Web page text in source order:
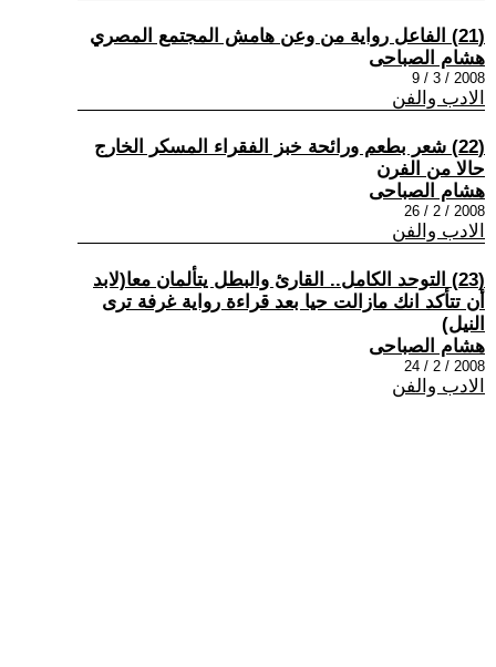
(21) الفاعل رواية من وعن هامش المجتمع المصري
هشام الصباحى
2008 / 3 / 9
الادب والفن
(22) شعر بطعم ورائحة خبز الفقراء المسكر الخارج
حالا من الفرن
هشام الصباحى
2008 / 2 / 26
الادب والفن
(23) التوحد الكامل.. القارئ والبطل يتألمان معا(لابد
أن تتأكد انك مازالت حيا بعد قراءة رواية غرفة ترى
النيل)
هشام الصباحى
2008 / 2 / 24
الادب والفن